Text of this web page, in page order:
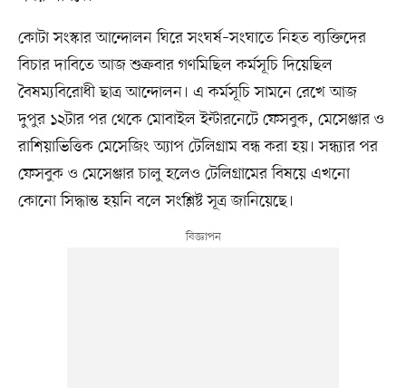
কোটা সংস্কার আন্দোলন ঘিরে সংঘর্ষ–সংঘাতে নিহত ব্যক্তিদের
বিচার দাবিতে আজ শুক্রবার গণমিছিল কর্মসূচি দিয়েছিল
বৈষম্যবিরোধী ছাত্র আন্দোলন। এ কর্মসূচি সামনে রেখে আজ
দুপুর ১২টার পর থেকে মোবাইল ইন্টারনেটে ফেসবুক, মেসেঞ্জার ও
রাশিয়াভিত্তিক মেসেজিং অ্যাপ টেলিগ্রাম বন্ধ করা হয়। সন্ধ্যার পর
ফেসবুক ও মেসেঞ্জার চালু হলেও টেলিগ্রামের বিষয়ে এখনো
কোনো সিদ্ধান্ত হয়নি বলে সংশ্লিষ্ট সূত্র জানিয়েছে।